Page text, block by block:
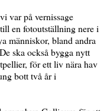
var på vernissage
en fotoutställning nere i
människor, bland andra
ska också bygga nytt
för ett liv nära hav
bott två år i